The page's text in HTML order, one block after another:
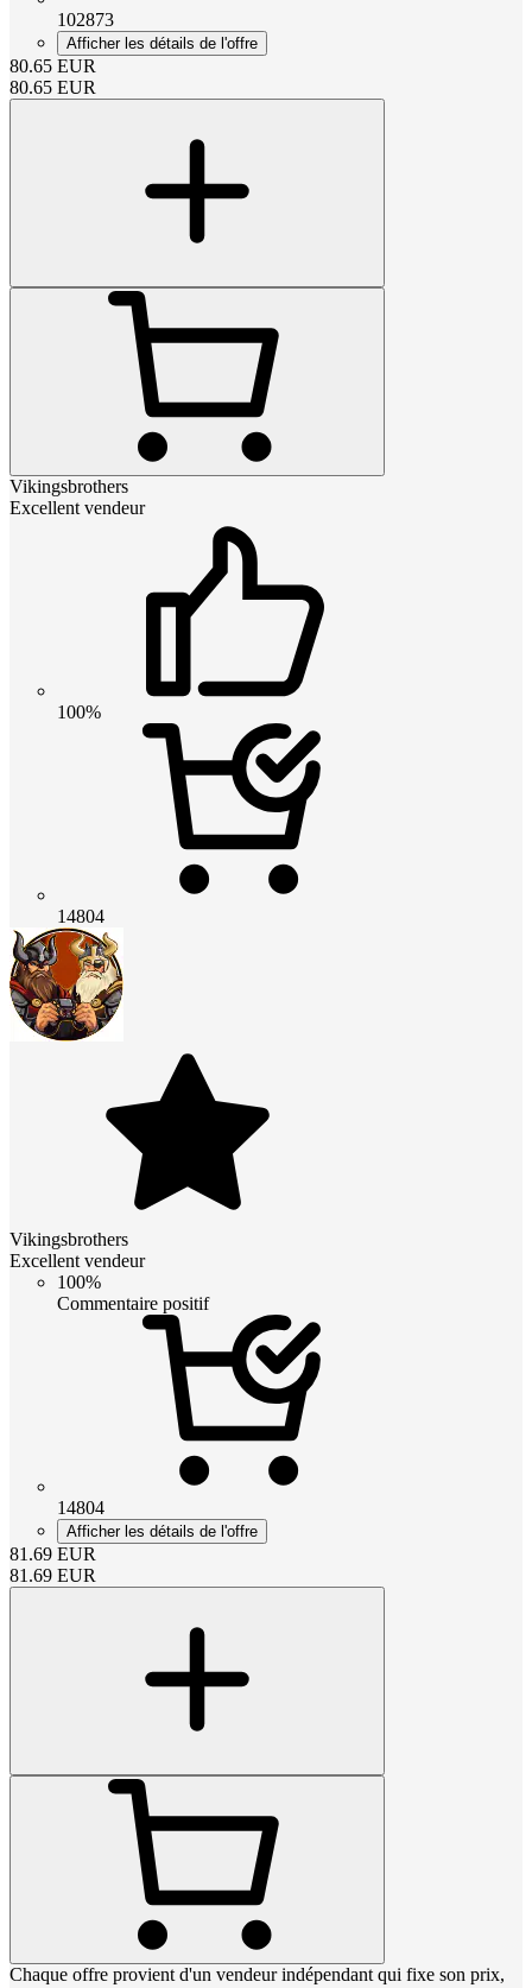
102873
Afficher les détails de l'offre
80.65 EUR
80.65 EUR
Vikingsbrothers
Excellent vendeur
100%
14804
Vikingsbrothers
Excellent vendeur
100%
Commentaire positif
14804
Afficher les détails de l'offre
81.69 EUR
81.69 EUR
Chaque offre provient d'un vendeur indépendant qui fixe son prix,